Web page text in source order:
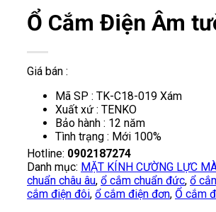
Ổ Cắm Điện Âm
Giá bán :
Mã SP : TK-C18-019 Xám
Xuất xứ : TENKO
Bảo hành : 12 năm
Tình trạng : Mới 100%
Hotline: 0902187274
Danh mục: MẶT KÍNH CƯỜNG LỰC
chuẩn châu âu, ổ cắm chuẩn đức, ổ
cắm điện đôi, ổ cắm điện đơn, Ổ cắm